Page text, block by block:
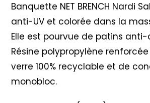
Banquette NET BRENCH Nardi
anti-UV et colorée dans la
Elle est pourvue de patins
Résine polypropylène
verre 100% recyclable et de
monobloc.